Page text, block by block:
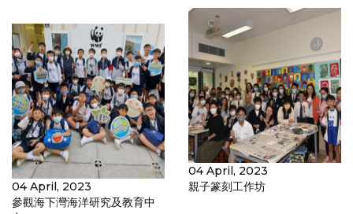
04 April, 2023
親子篆刻工作坊
04 April, 2023
參觀海下灣海洋研究及教育中